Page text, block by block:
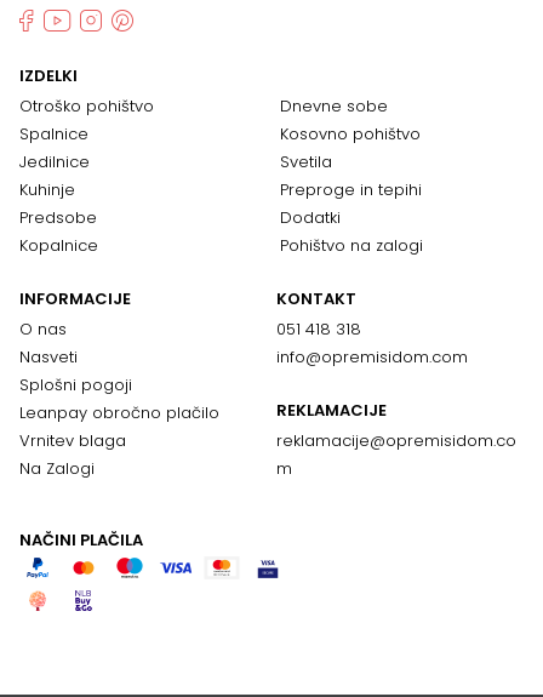
IZDELKI
Otroško pohištvo
Spalnice
Jedilnice
Kuhinje
Predsobe
Kopalnice
Dnevne sobe
Kosovno pohištvo
Svetila
Preproge in tepihi
Dodatki
Pohištvo na zalogi
INFORMACIJE
O nas
Nasveti
Splošni pogoji
Leanpay obročno plačilo
Vrnitev blaga
Na Zalogi
KONTAKT
051 418 318
info@opremisidom.com
REKLAMACIJE
reklamacije@opremisidom.co
m
NAČINI PLAČILA